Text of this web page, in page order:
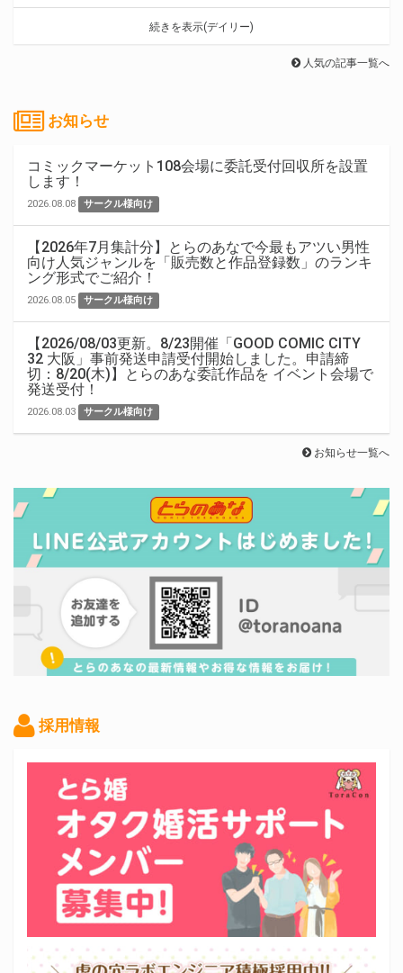
続きを表示(デイリー)
人気の記事一覧へ
お知らせ
コミックマーケット108会場に委託受付回収所を設置
します！
2026.08.08 サークル様向け
【2026年7月集計分】とらのあなで今最もアツい男性
向け人気ジャンルを「販売数と作品登録数」のランキ
ング形式でご紹介！
2026.08.05 サークル様向け
【2026/08/03更新。8/23開催「GOOD COMIC CITY
32 大阪」事前発送申請受付開始しました。申請締
切：8/20(木)】とらのあな委託作品を イベント会場で
発送受付！
2026.08.03 サークル様向け
お知らせ一覧へ
採用情報